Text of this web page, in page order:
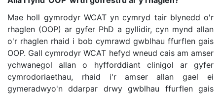
Mae holl gymrodyr WCAT yn cymryd tair blynedd o'r
rhaglen (OOP) ar gyfer PhD a gyllidir, cyn mynd allan
o'r rhaglen rhaid i bob cymrawd gwblhau ffurflen gais
OOP. Gall cymrodyr WCAT hefyd wneud cais am amser
ychwanegol allan o hyfforddiant clinigol ar gyfer
cymrodoriaethau, rhaid i'r amser allan gael ei
gymeradwyo'n ddarpar drwy gwblhau ffurflen gais